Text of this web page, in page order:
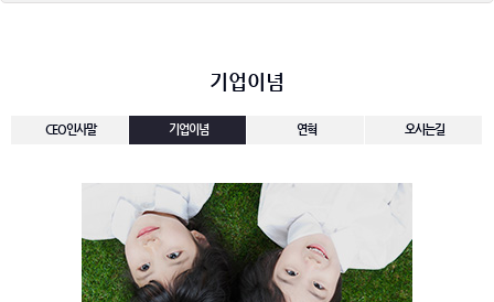
기업이념
CEO인사말 기업이념 연혁 오시는길